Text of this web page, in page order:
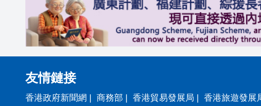
友情鏈接
香港政府新聞網 | 商務部 | 香港貿易發展局 | 香港旅遊發展